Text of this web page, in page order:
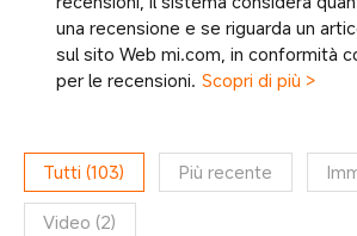
una recensione e se riguarda un
sul sito Web mi.com, in conformità
per le recensioni. Scopri di più >
Tutti (103) Più recente
Video (2)